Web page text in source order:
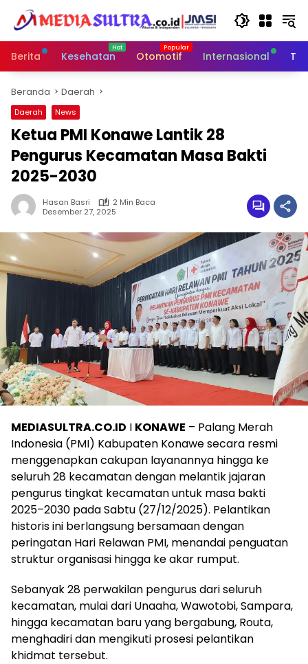
Langsung
konten
Berita
Kesehatan Otomotif Internasional
Beranda Daerah
Daerah News
Ketua PMI Konawe Lantik 28
Pengurus Kecamatan Masa Bakti
2025-2030
Hasan Basri
2 Min Baca
Desember 27, 2025
MEDIASULTRA.CO.ID I KONAWE – Palang Merah
Indonesia (PMI) Kabupaten Konawe secara resmi
menggenapkan cakupan layanannya hingga ke
seluruh 28 kecamatan dengan melantik jajaran
pengurus tingkat kecamatan untuk masa bakti
2025–2030 pada Sabtu (27/12/2025). Pelantikan
historis ini berlangsung bersamaan dengan
peringatan Hari Relawan PMI, menandai penguatan
struktur organisasi hingga ke akar rumput.
Sebanyak 28 perwakilan pengurus dari seluruh
kecamatan, mulai dari Unaaha, Wawotobi, Sampara,
hingga kecamatan baru yang bergabung, Routa,
menghadiri dan mengikuti prosesi pelantikan
khidmat tersebut.